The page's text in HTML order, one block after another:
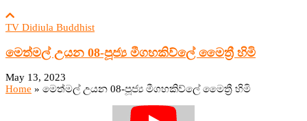
TV Didiula Buddhist
මෙත්මල් උයන 08-පූජ්‍ය මීගහකිව්ලේ මෛත්‍රී හිමි
May 13, 2023
Home » මෙත්මල් උයන 08-පූජ්‍ය මීගහකිව්ලේ මෛත්‍රී හිමි